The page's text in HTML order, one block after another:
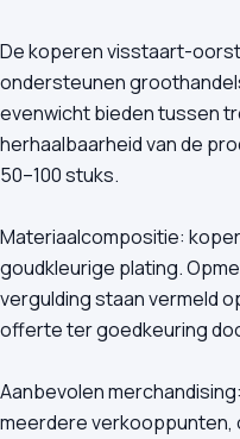
De koperen visstaart-
ondersteunen
evenwicht bieden tussen
herhaalbaarheid van de
50–100 stuks.
Materiaalcompositie:
goudkleurige plating.
vergulding staan vermeld
offerte ter goedkeuring
Aanbevolen
meerdere verkooppunten,